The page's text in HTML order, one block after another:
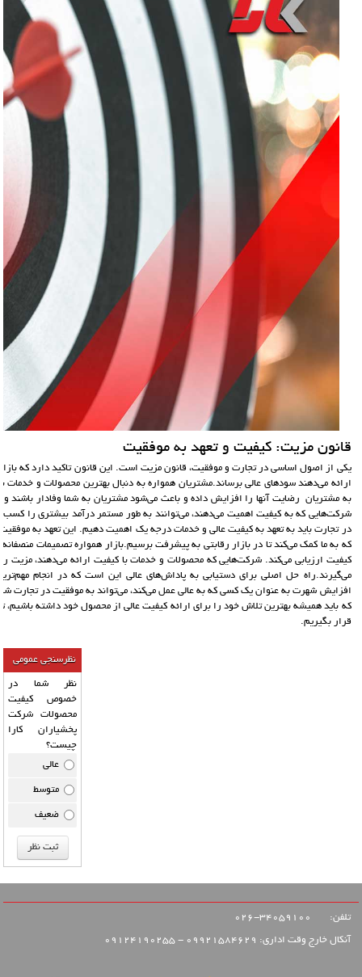
قانون مزیت: کیفیت و تعهد به موفقیت
یکی از اصول اساسی در تجارت و موفقیت، قانون مزیت است. این قانون تاکید دارد که
ارائه می‌دهند سودهای عالی برساند.مشتریان همواره به دنبال بهترین محصولات و
به مشتریان رضایت آنها را افزایش داده و باعث می‌شود مشتریان به شما وفادار باشند و
شرکت‌هایی که به کیفیت اهمیت می‌دهند، می‌توانند به طور مستمر درآمد بیشتری را کسب
در تجارت باید به تعهد به کیفیت عالی و خدمات درجه یک اهمیت دهیم. این تعهد به
که به ما کمک می‌کند تا در بازار رقابتی به پیشرفت برسیم.بازار همواره تصمیمات
کیفیت ارزیابی می‌کند. شرکت‌هایی که محصولات و خدمات با کیفیت ارائه می‌دهند، مزیت
می‌گیرند.راه حل اصلی برای دستیابی به پاداش‌های عالی این است که در انجام
افزایش شهرت به عنوان یک کسی که به عالی عمل می‌کند، می‌تواند به موفقیت در تجارت
که باید همیشه بهترین تلاش خود را برای ارائه کیفیت عالی از محصول خود داشته باشیم،
قرار بگیریم.
نظرسنجی عمومی
نظر شما در
خصوص کیفیت
محصولات شرکت
پخشیاران کارا
چیست؟
عالی
متوسط
ضعیف
تلفن:
آنکال خارج وقت اداری: 09921584629 - 09124190255